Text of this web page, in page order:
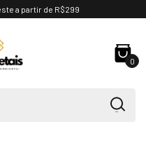
a partir de R$299
0